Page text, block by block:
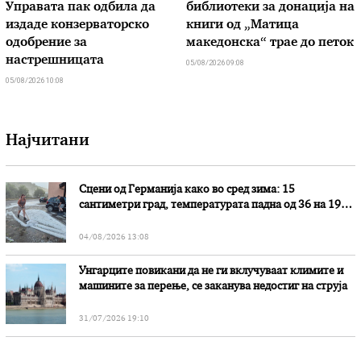
Управата пак одбила да
издаде конзерваторско
одобрение за
настрешницата
05/08/2026 10:08
библиотеки за донација на
книги од „Матица
македонска“ трае до петок
05/08/2026 09:08
Најчитани
Сцени од Германија како во сред зима: 15
сантиметри град, температурата падна од 36 на 19
04/08/2026 13:08
Унгарците повикани да не ги вклучуваат климите и
машините за перење, се заканува недостиг на струја
31/07/2026 19:10